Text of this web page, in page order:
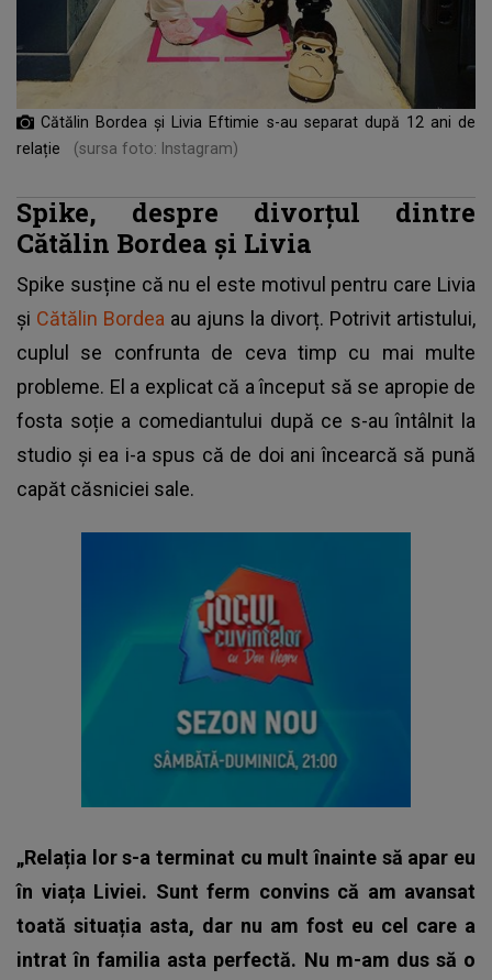
Cătălin Bordea și Livia Eftimie s-au separat după 12 ani de
relație
(sursa foto: Instagram)
Spike, despre divorțul dintre
Cătălin Bordea și Livia
Spike susține că nu el este motivul pentru care Livia
și Cătălin Bordea au ajuns la divorț. Potrivit artistului,
cuplul se confrunta de ceva timp cu mai multe
probleme. El a explicat că a început să se apropie de
fosta soție a comediantului după ce s-au întâlnit la
studio și ea i-a spus că de doi ani încearcă să pună
capăt căsniciei sale.
„Relația lor s-a terminat cu mult înainte să apar eu
în viața Liviei. Sunt ferm convins că am avansat
toată situația asta, dar nu am fost eu cel care a
intrat în familia asta perfectă. Nu m-am dus să o